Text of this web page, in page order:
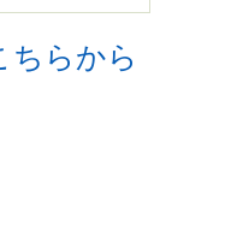
らから